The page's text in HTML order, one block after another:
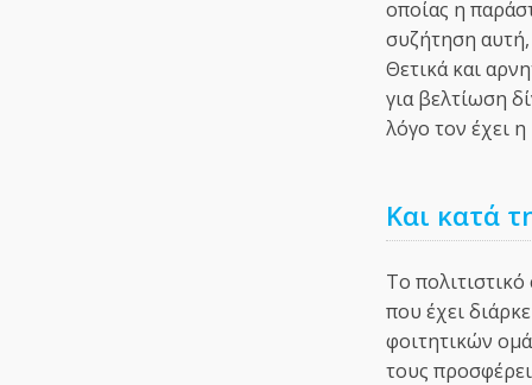
οποίας η
συζήτηση αυτή,
Θετικά και
για βελτίωση
λόγο τον έχει η
Και κατά
Το
που έχει
φοιτητικών
τους